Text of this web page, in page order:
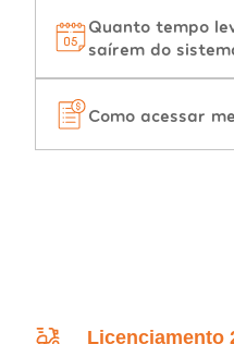
Quanto tempo
saírem do
Como acessar
Licenciamento